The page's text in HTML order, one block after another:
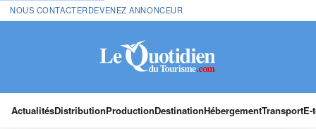
NOUS CONTACTERDEVENEZ ANNONCEUR
ActualitésDistributionProductionDestinationHébergementTransport